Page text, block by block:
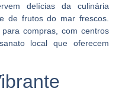
delícias da culinária
de frutos do mar frescos.
compras, com centros
local que oferecem